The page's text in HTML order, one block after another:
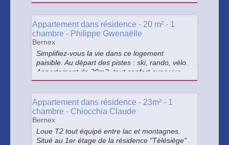
Appartement dans résidence - 20 m² - 1
chambre - Philippe Gwenaëlle
Bernex
Simplifiez-vous la vie dans ce logement
paisible. Au départ des pistes : ski, rando, vélo.
Appartement de 20m2, tout confort avec vue
direct sur la Dent D'oche. Terrasse en angle
Appartement dans résidence - 23m² - 1
chambre - Chiocchia Claude
Bernex
Loue T2 tout équipé entre lac et montagnes.
Situé au 1er étage de la résidence "Télésiège" .